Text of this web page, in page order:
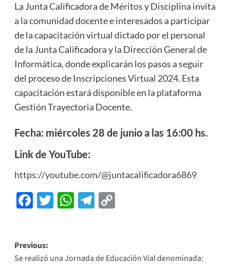
La Junta Calificadora de Méritos y Disciplina invita
a la comunidad docente e interesados a participar
de la capacitación virtual dictado por el personal
de la Junta Calificadora y la Dirección General de
Informática, donde explicarán los pasos a seguir
del proceso de Inscripciones Virtual 2024. Esta
capacitación estará disponible en la plataforma
Gestión Trayectoria Docente.
Fecha: miércoles 28 de junio a las 16:00 hs.
Link de YouTube:
https://youtube.com/@juntacalificadora6869
Facebook
Twitter
WhatsApp
Telegram
Copy
Previous:
Se realizó una Jornada de Educación Vial denominada: